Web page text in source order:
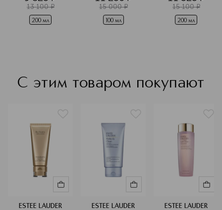
всегда! Estée Lauder в каталоге ИЛЬ
ДЕ БОТЭ
лосьон с
ферментами
сакуры
13 100 ¤
200 мл
флюид
комплексного
действия
15 000 ¤
100 мл
кожу лица
15 100 ¤
200 мл
С этим товаром покупают
ESTEE LAUDER ESTEE LAUDER ESTEE LAUDER